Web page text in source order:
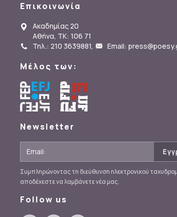
Επικοινωνία
Ακαδημίας 20
Αθήνα, ΤΚ: 106 71
Τηλ.: 210 3639881, Email:
Μέλος των:
Newsletter
Συμπληρώνοντας τη διεύθυνση ηλεκτρονικού
αποδέχεστε να λαμβάνετε νέα μας.
Follow us